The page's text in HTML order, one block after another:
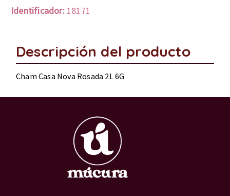
Identificador: 18171
Descripción del producto
Cham Casa Nova Rosada 2L 6G